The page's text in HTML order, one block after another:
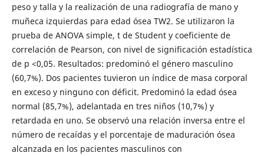
peso y talla y la realización de una radiografía de mano y
muñeca izquierdas para edad ósea TW2. Se utilizaron la
prueba de ANOVA simple, t de Student y coeficiente de
correlación de Pearson, con nivel de significación estadística
de p <0,05. Resultados: predominó el género masculino
(60,7%). Dos pacientes tuvieron un índice de masa corporal
en exceso y ninguno con déficit. Predominó la edad ósea
normal (85,7%), adelantada en tres niños (10,7%) y
retardada en uno. Se observó una relación inversa entre el
número de recaídas y el porcentaje de maduración ósea
alcanzada en los pacientes masculinos con